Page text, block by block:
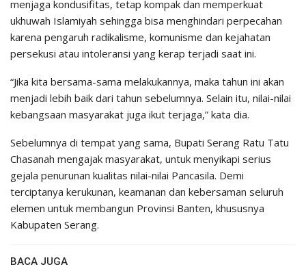
menjaga kondusifitas, tetap kompak dan memperkuat
ukhuwah Islamiyah sehingga bisa menghindari perpecahan
karena pengaruh radikalisme, komunisme dan kejahatan
persekusi atau intoleransi yang kerap terjadi saat ini.
“Jika kita bersama-sama melakukannya, maka tahun ini akan
menjadi lebih baik dari tahun sebelumnya. Selain itu, nilai-nilai
kebangsaan masyarakat juga ikut terjaga,” kata dia.
Sebelumnya di tempat yang sama, Bupati Serang Ratu Tatu
Chasanah mengajak masyarakat, untuk menyikapi serius
gejala penurunan kualitas nilai-nilai Pancasila. Demi
terciptanya kerukunan, keamanan dan kebersaman seluruh
elemen untuk membangun Provinsi Banten, khususnya
Kabupaten Serang.
BACA JUGA